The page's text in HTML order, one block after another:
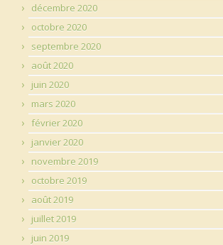
décembre 2020
octobre 2020
septembre 2020
août 2020
juin 2020
mars 2020
février 2020
janvier 2020
novembre 2019
octobre 2019
août 2019
juillet 2019
juin 2019